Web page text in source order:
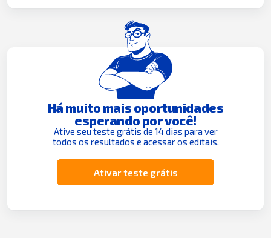
Há muito mais oportunidades
esperando por você!
Ative seu teste grátis de 14 dias para ver
todos os resultados e acessar os editais.
Ativar teste grátis